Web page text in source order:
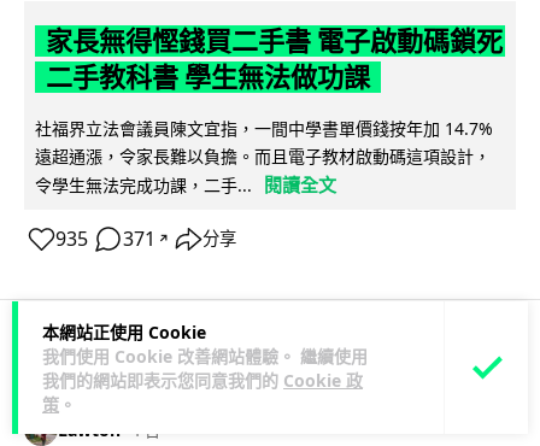
本網站正使用 Cookie
我們使用 Cookie 改善網站體驗。 繼續使用
我們的網站即表示您同意我們的 Cookie 政
策 。
家長無得慳錢買二手書 電子啟動碼鎖死
二手教科書 學生無法做功課
社福界立法會議員陳文宜指，一間中學書單價錢按年加 14.7%
遠超通漲，令家長難以負擔。而且電子教材啟動碼這項設計，
令學生無法完成功課，二手...
閱讀全文
935 371 ↗ 分享
科技娛樂 遊戲情報
Lawton 1 日